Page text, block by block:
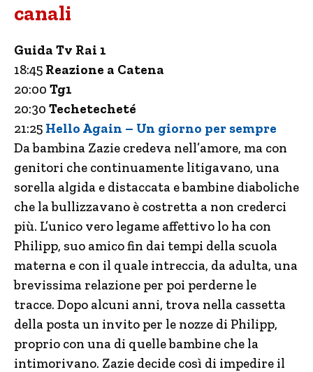
canali
Guida Tv Rai 1
18:45 Reazione a Catena
20:00 Tg1
20:30 Techetecheté
21:25 Hello Again – Un giorno per sempre
Da bambina Zazie credeva nell’amore, ma con
genitori che continuamente litigavano, una
sorella algida e distaccata e bambine diaboliche
che la bullizzavano è costretta a non crederci
più. L’unico vero legame affettivo lo ha con
Philipp, suo amico fin dai tempi della scuola
materna e con il quale intreccia, da adulta, una
brevissima relazione per poi perderne le
tracce. Dopo alcuni anni, trova nella cassetta
della posta un invito per le nozze di Philipp,
proprio con una di quelle bambine che la
intimorivano. Zazie decide così di impedire il